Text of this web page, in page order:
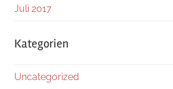
Juli 2017
Kategorien
Uncategorized